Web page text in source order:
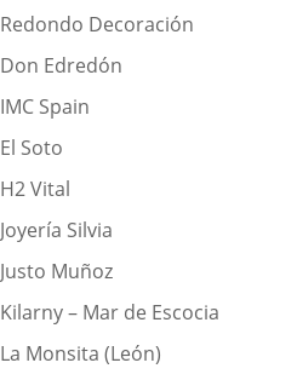
Redondo Decoración
Don Edredón
IMC Spain
El Soto
H2 Vital
Joyería Silvia
Justo Muñoz
Kilarny – Mar de Escocia
La Monsita (León)